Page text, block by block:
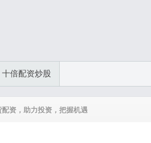
十倍配资炒股
资，助力投资，把握机遇